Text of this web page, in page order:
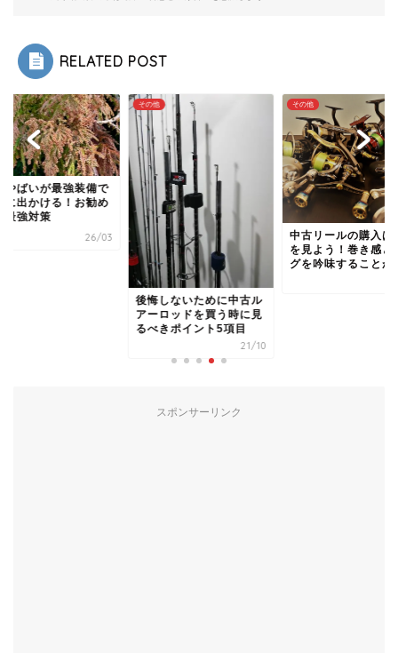
RELATED POST
やばいが最強装備で
に出かける！お勧め
最強対策
26/03
その他
後悔しないために中古ル
アーロッドを買う時に見
るべきポイント5項目
21/10
その他
中古リールの購入は
を見よう！巻き感と
グを吟味することが
スポンサーリンク